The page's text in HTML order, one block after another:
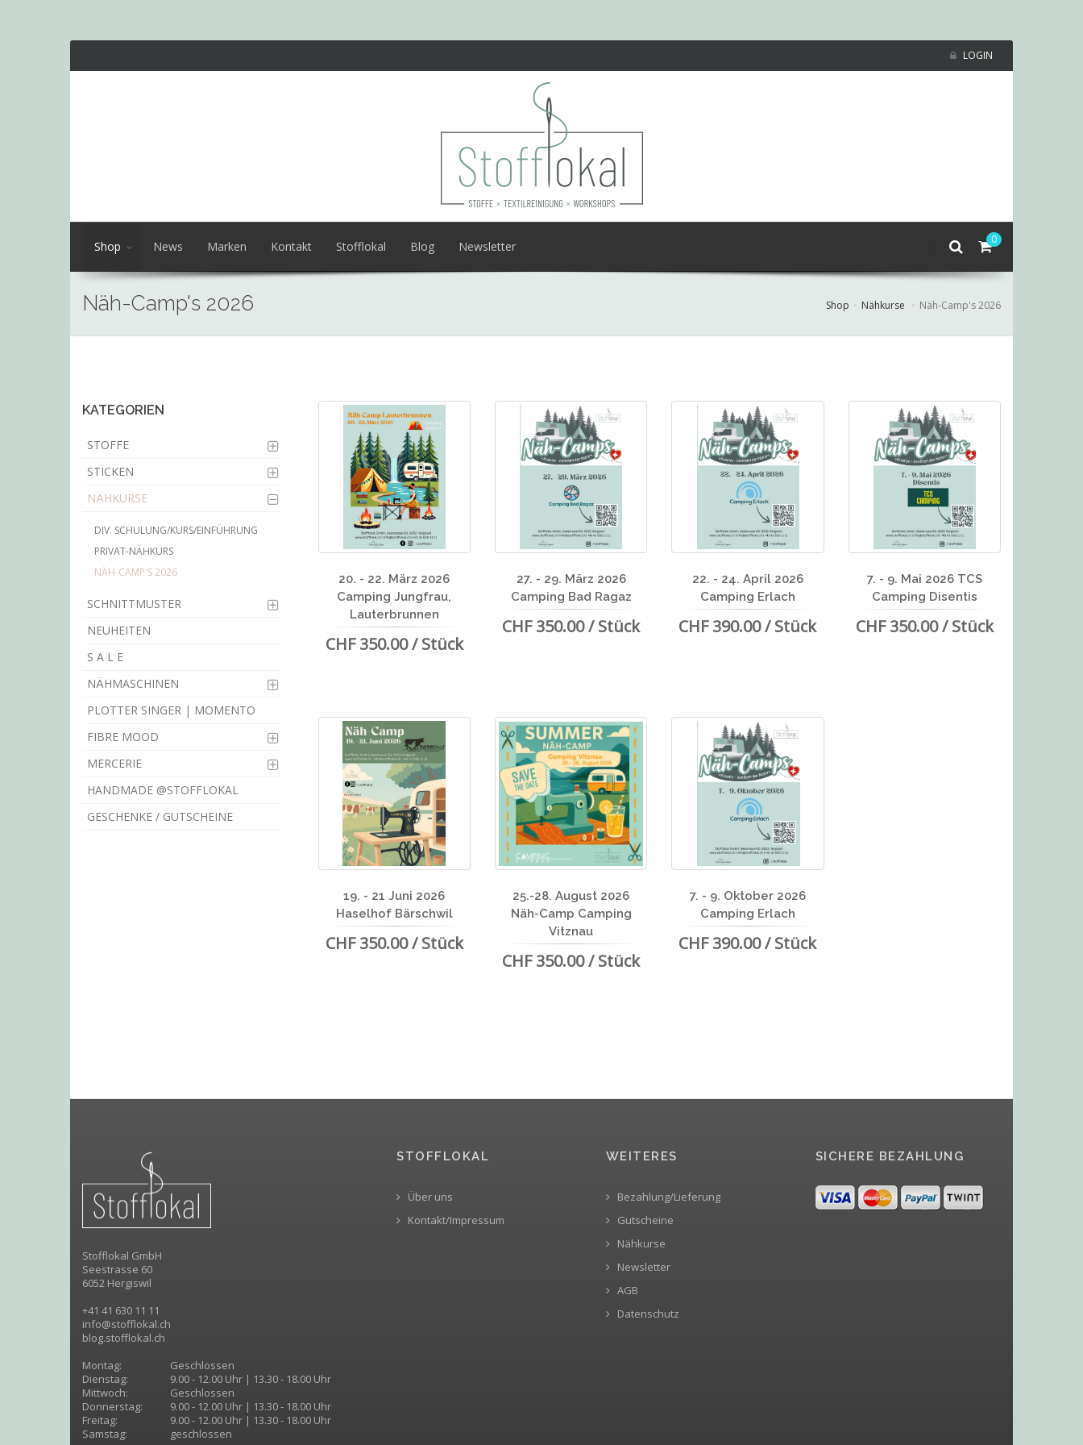
LOGIN
0
Shop News Marken Kontakt Stofflokal Blog Newsletter
Näh-Camp's 2026 Shop Nähkurse Näh-Camp's 2026
KATEGORIEN
STOFFE
STICKEN
NÄHKURSE
DIV. SCHULUNG/KURS/EINFÜHRUNG
PRIVAT-NÄHKURS
NÄH-CAMP'S 2026
SCHNITTMUSTER
NEUHEITEN
S A L E
NÄHMASCHINEN
PLOTTER SINGER | MOMENTO
FIBRE MOOD
MERCERIE
HANDMADE @STOFFLOKAL
GESCHENKE / GUTSCHEINE
20. - 22. März 2026
Camping Jungfrau,
Lauterbrunnen
CHF 350.00 / Stück
27. - 29. März 2026
Camping Bad Ragaz
CHF 350.00 / Stück
22. - 24. April 2026
Camping Erlach
CHF 390.00 / Stück
7. - 9. Mai 2026 TCS
Camping Disentis
CHF 350.00 / Stück
19. - 21 Juni 2026
Haselhof Bärschwil
CHF 350.00 / Stück
25.-28. August 2026
Näh-Camp Camping
Vitznau
CHF 350.00 / Stück
7. - 9. Oktober 2026
Camping Erlach
CHF 390.00 / Stück
Stofflokal GmbH
Seestrasse 60
6052 Hergiswil
+41 41 630 11 11
info@stofflokal.ch
blog.stofflokal.ch
Montag:
Geschlossen
Dienstag:
9.00 - 12.00 Uhr | 13.30 - 18.00 Uhr
Mittwoch:
Geschlossen
Donnerstag:
9.00 - 12.00 Uhr | 13.30 - 18.00 Uhr
Freitag:
9.00 - 12.00 Uhr | 13.30 - 18.00 Uhr
Samstag:
geschlossen
STOFFLOKAL
Über uns
Kontakt/Impressum
WEITERES
Bezahlung/Lieferung
Gutscheine
Nähkurse
Newsletter
AGB
Datenschutz
SICHERE BEZAHLUNG